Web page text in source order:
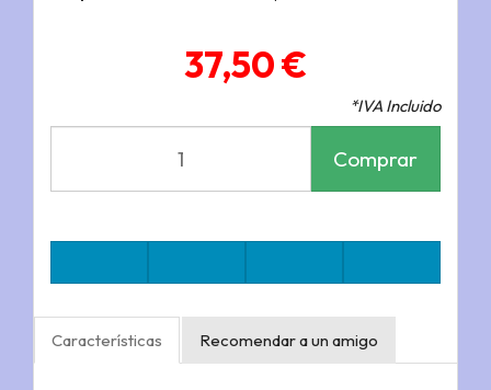
37,50 €
*IVA Incluido
Comprar
Características Recomendar a un amigo